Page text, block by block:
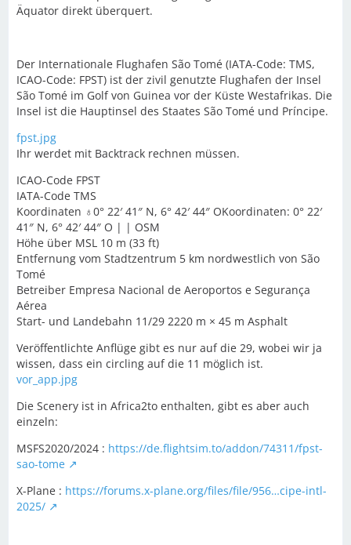
Äquator direkt überquert.
Der Internationale Flughafen São Tomé (IATA-Code: TMS,
ICAO-Code: FPST) ist der zivil genutzte Flughafen der Insel
São Tomé im Golf von Guinea vor der Küste Westafrikas. Die
Insel ist die Hauptinsel des Staates São Tomé und Príncipe.
fpst.jpg
Ihr werdet mit Backtrack rechnen müssen.
ICAO-Code FPST
IATA-Code TMS
Koordinaten ♁0° 22′ 41″ N, 6° 42′ 44″ OKoordinaten: 0° 22′
41″ N, 6° 42′ 44″ O | | OSM
Höhe über MSL 10 m (33 ft)
Entfernung vom Stadtzentrum 5 km nordwestlich von São
Tomé
Betreiber Empresa Nacional de Aeroportos e Segurança
Aérea
Start- und Landebahn 11/29 2220 m × 45 m Asphalt
Veröffentlichte Anflüge gibt es nur auf die 29, wobei wir ja
wissen, dass ein circling auf die 11 möglich ist.
vor_app.jpg
Die Scenery ist in Africa2to enthalten, gibt es aber auch
einzeln:
MSFS2020/2024 : https://de.flightsim.to/addon/74311/fpst-
sao-tome
X-Plane : https://forums.x-plane.org/files/file/956…cipe-intl-
2025/